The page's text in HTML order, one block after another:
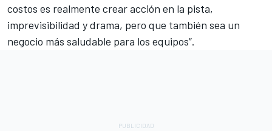
costos es realmente crear acción en la pista,
imprevisibilidad y drama, pero que también sea un
negocio más saludable para los equipos”.